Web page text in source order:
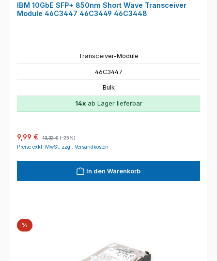
IBM 10GbE SFP+ 850nm Short Wave Transceiver
Module 46C3447 46C3449 46C3448
Transceiver-Module
46C3447
Bulk
14xab Lager lieferbar
Verkaufspreis:
9,99 € Regulärer Preis:
13,32 € (-25%)
Preise exkl. MwSt. zzgl. Versandkosten
In den Warenkorb
%Rabatt